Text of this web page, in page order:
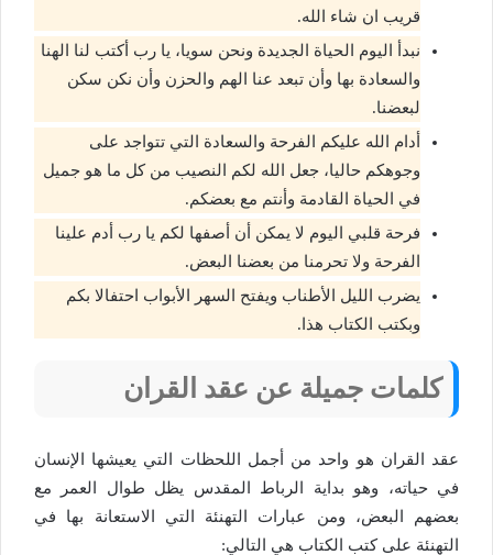
قريب ان شاء الله.
نبدأ اليوم الحياة الجديدة ونحن سويا، يا رب أكتب لنا الهنا
والسعادة بها وأن تبعد عنا الهم والحزن وأن نكن سكن
لبعضنا.
أدام الله عليكم الفرحة والسعادة التي تتواجد على
وجوهكم حاليا، جعل الله لكم النصيب من كل ما هو جميل
في الحياة القادمة وأنتم مع بعضكم.
فرحة قلبي اليوم لا يمكن أن أصفها لكم يا رب أدم علينا
الفرحة ولا تحرمنا من بعضنا البعض.
يضرب الليل الأطناب ويفتح السهر الأبواب احتفالا بكم
وبكتب الكتاب هذا.
كلمات جميلة عن عقد القران
عقد القران هو واحد من أجمل اللحظات التي يعيشها الإنسان
في حياته، وهو بداية الرباط المقدس يظل طوال العمر مع
بعضهم البعض، ومن عبارات التهنئة التي الاستعانة بها في
التهنئة على كتب الكتاب هي التالي: